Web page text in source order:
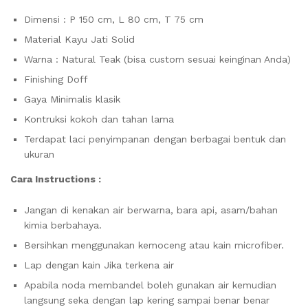
Dimensi : P 150 cm, L 80 cm, T 75 cm
Material Kayu Jati Solid
Warna : Natural Teak (bisa custom sesuai keinginan Anda)
Finishing Doff
Gaya Minimalis klasik
Kontruksi kokoh dan tahan lama
Terdapat laci penyimpanan dengan berbagai bentuk dan
ukuran
Cara Instructions :
Jangan di kenakan air berwarna, bara api, asam/bahan
kimia berbahaya.
Bersihkan menggunakan kemoceng atau kain microfiber.
Lap dengan kain Jika terkena air
Apabila noda membandel boleh gunakan air kemudian
langsung seka dengan lap kering sampai benar benar